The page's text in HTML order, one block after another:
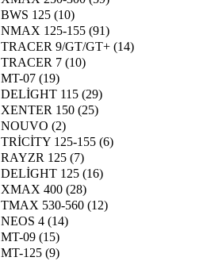
BWS 125 (10)
NMAX 125-155 (91)
TRACER 9/GT/GT+ (14)
TRACER 7 (10)
MT-07 (19)
DELİGHT 115 (29)
XENTER 150 (25)
NOUVO (2)
TRİCİTY 125-155 (6)
RAYZR 125 (7)
DELİGHT 125 (16)
XMAX 400 (28)
TMAX 530-560 (12)
NEOS 4 (14)
MT-09 (15)
MT-125 (9)